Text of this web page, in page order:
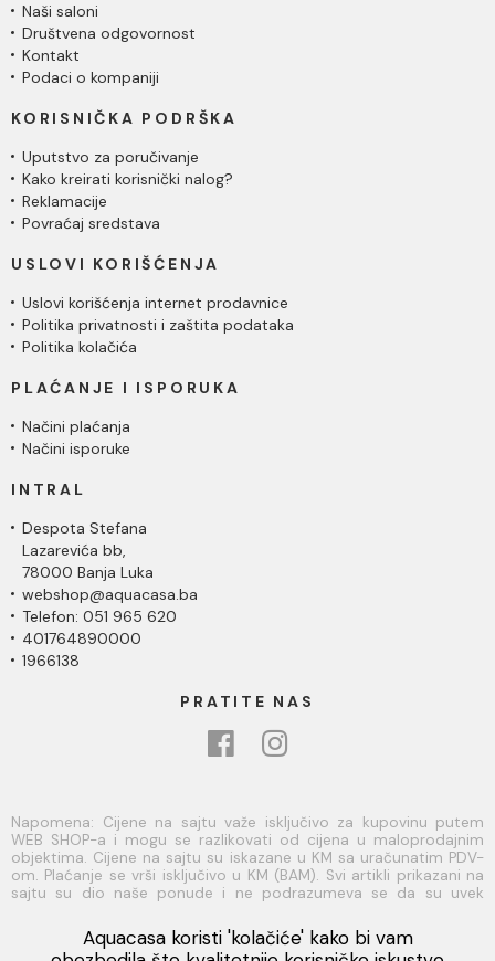
Viber
Naši saloni
Društvena odgovornost
Kontakt
Podaci o kompaniji
KORISNIČKA PODRŠKA
Uputstvo za poručivanje
Kako kreirati korisnički nalog?
Reklamacije
Povraćaj sredstava
USLOVI KORIŠĆENJA
Uslovi korišćenja internet prodavnice
Politika privatnosti i zaštita podataka
Politika kolačića
PLAĆANJE I ISPORUKA
Načini plaćanja
Načini isporuke
INTRAL
Despota Stefana
Lazarevića bb,
78000 Banja Luka
webshop@aquacasa.ba
Telefon: 051 965 620
401764890000
1966138
PRATITE NAS
Napomena: Cijene na sajtu važe isključivo za kupovinu putem
WEB SHOP-a i mogu se razlikovati od cijena u maloprodajnim
objektima. Cijene na sajtu su iskazane u KM sa uračunatim PDV-
om. Plaćanje se vrši isključivo u KM (BAM). Svi artikli prikazani na
sajtu su dio naše ponude i ne podrazumeva se da su uvek
su postavljeni tako da što je bolje moguće predstave svaki
proizvod ali ne možemo garantovati da su sve informacije
Aquacasa koristi 'kolačiće' kako bi vam